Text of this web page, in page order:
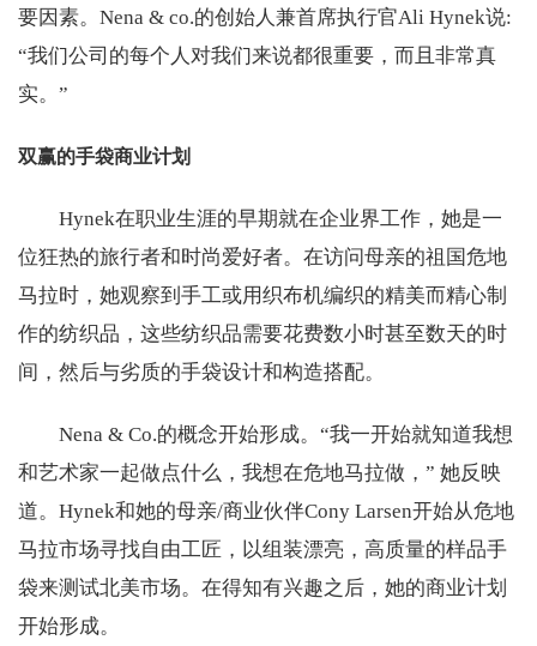
要因素。Nena & co.的创始人兼首席执行官Ali Hynek说:
“我们公司的每个人对我们来说都很重要，而且非常真
实。”
双赢的手袋商业计划
Hynek在职业生涯的早期就在企业界工作，她是一
位狂热的旅行者和时尚爱好者。在访问母亲的祖国危地
马拉时，她观察到手工或用织布机编织的精美而精心制
作的纺织品，这些纺织品需要花费数小时甚至数天的时
间，然后与劣质的手袋设计和构造搭配。
Nena & Co.的概念开始形成。“我一开始就知道我想
和艺术家一起做点什么，我想在危地马拉做，” 她反映
道。Hynek和她的母亲/商业伙伴Cony Larsen开始从危地
马拉市场寻找自由工匠，以组装漂亮，高质量的样品手
袋来测试北美市场。在得知有兴趣之后，她的商业计划
开始形成。